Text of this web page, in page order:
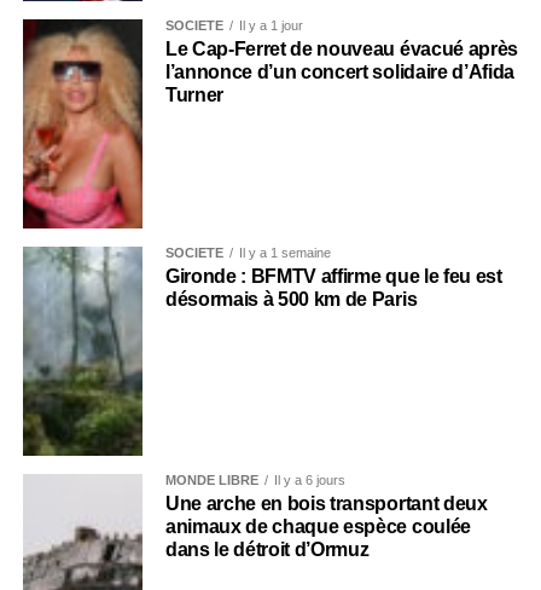
SOCIÉTÉ Il y a 1 jour
Le Cap-Ferret de nouveau évacué après
l’annonce d’un concert solidaire d’Afida
Turner
SOCIÉTÉ Il y a 1 semaine
Gironde : BFMTV affirme que le feu est
désormais à 500 km de Paris
MONDE LIBRE Il y a 6 jours
Une arche en bois transportant deux
animaux de chaque espèce coulée
dans le détroit d’Ormuz